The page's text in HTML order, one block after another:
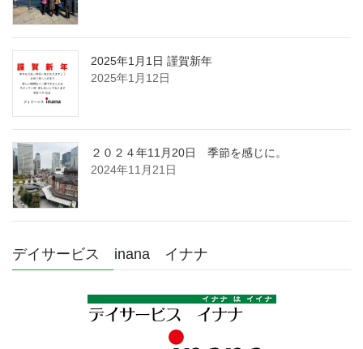
2025年1月1日 謹賀新年
2025年1月12日
２０２４年11月20日 季節を感じに。
2024年11月21日
デイサービス inana イナナ